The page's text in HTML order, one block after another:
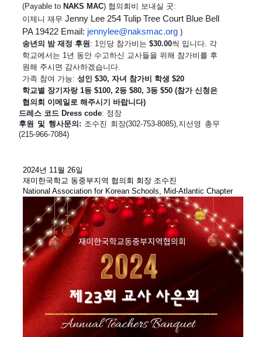
(Payable to NAKS MAC) 협의회비 보내실 곳:
이제니 재무 Jenny Lee 254 Tulip Tree Court Blue Bell
PA 19422 Email: jennylee@naksmac.org )
송년의 밤 재정 후원: 1인당 참가비는 $30.00씩 입니다. 각
학교에서는 1년 동안 수고하신 교사들을 위해 참가비를 후
원해 주시면 감사하겠습니다.
가족 참여 가능: 성인 $30, 자녀 참가비 학생 $20
학교별 장기자랑 1등 $100, 2등 $80, 3등 $50 (참가 신청은
협의회 이메일로 해주시기 바랍니다)
드레스 코드 Dress code: 정장
후원 및 행사문의: 조수진 회장(302-753-8085),지선영 총무
(215-966-7084)
2024년 11월 26일
재미한국학교 동중부지역 협의회 회장 조수진
National Association for Korean Schools, Mid-Atlantic Chapter